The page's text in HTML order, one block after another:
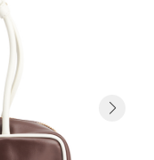
Next